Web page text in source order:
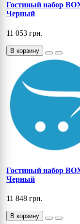
Гостиный набор
Черный
11 053 грн.
В корзину
Гостиный набор
Черный
11 848 грн.
В корзину